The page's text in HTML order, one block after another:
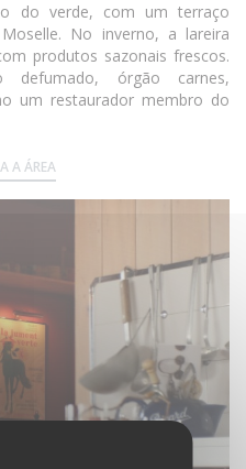
do verde, com um terraço
No inverno, a lareira
produtos sazonais frescos.
defumado, órgão carnes,
um restaurador membro do
A ÁREA